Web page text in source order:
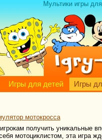
Мультики игры
Игры для детей Игры
мотокросса
получить уникальные
мотоциклистом, эта игра